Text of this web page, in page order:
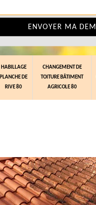
HABILLAGE
PLANCHE DE
RIVE 80
CHANGEMENT DE
TOITURE BÂTIMENT
AGRICOLE 80